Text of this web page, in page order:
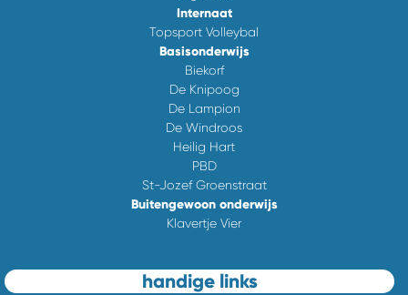
Internaat
Topsport Volleybal
Basisonderwijs
Biekorf
De Knipoog
De Lampion
De Windroos
Heilig Hart
PBD
St-Jozef Groenstraat
Buitengewoon onderwijs
Klavertje Vier
handige links